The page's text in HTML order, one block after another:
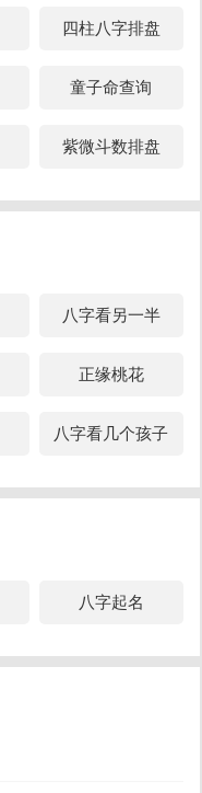
命书中找出的命格，
玄机非常复杂。
四柱八字排盘
童子命查询
紫微斗数排盘
八字看另一半
正缘桃花
八字看几个孩子
八字起名